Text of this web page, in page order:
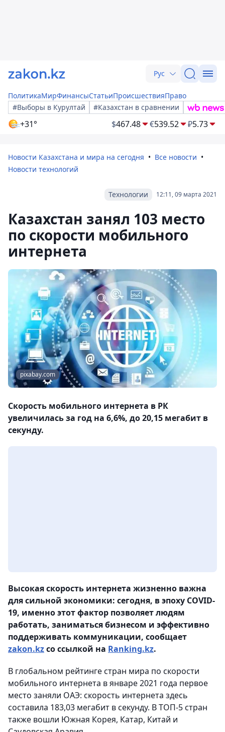
Рус
ПолитикаМирФинансыСтатьиПроисшествияПраво
#Выборы в Курултай
#Казахстан в сравнении
+31° $467.48 €539.52 ₽5.73
Новости Казахстана и мира на сегодня
Все новости
Новости технологий
12:11, 09 марта 2021
Технологии
Казахстан занял 103 место
по скорости мобильного
интернета
pixabay.com
Скорость мобильного интернета в РК
увеличилась за год на 6,6%, до 20,15 мегабит в
секунду.
Высокая скорость интернета жизненно важна
для сильной экономики: сегодня, в эпоху COVID-
19, именно этот фактор позволяет людям
работать, заниматься бизнесом и эффективно
поддерживать коммуникации, сообщает
zakon.kzсо ссылкой на Ranking.kz.
В глобальном рейтинге стран мира по скорости
мобильного интернета в январе 2021 года первое
место заняли ОАЭ: скорость интернета здесь
составила 183,03 мегабит в секунду. В ТОП-5 стран
также вошли Южная Корея, Катар, Китай и